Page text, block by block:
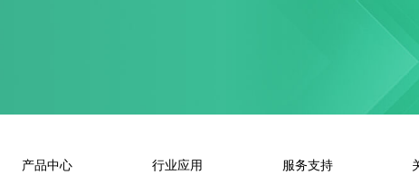
产品中心 行业应用 服务支持